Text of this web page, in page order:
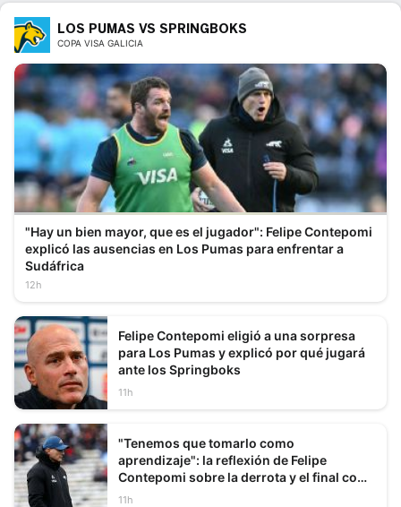
LOS PUMAS VS SPRINGBOKS
COPA VISA GALICIA
"Hay un bien mayor, que es el jugador": Felipe Contepomi
explicó las ausencias en Los Pumas para enfrentar a
Sudáfrica
12h
Felipe Contepomi eligió a una sorpresa
para Los Pumas y explicó por qué jugará
ante los Springboks
11h
"Tenemos que tomarlo como
aprendizaje": la reflexión de Felipe
Contepomi sobre la derrota y el final con
Inglaterra
11h